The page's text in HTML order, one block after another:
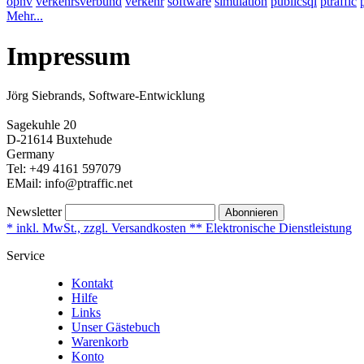
Mehr...
Impressum
Jörg Siebrands, Software-Entwicklung
Sagekuhle 20
D-21614 Buxtehude
Germany
Tel: +49 4161 597079
EMail: info@ptraffic.net
Newsletter Abonnieren
* inkl. MwSt., zzgl. Versandkosten ** Elektronische Dienstleistung
Service
Kontakt
Hilfe
Links
Unser Gästebuch
Warenkorb
Konto